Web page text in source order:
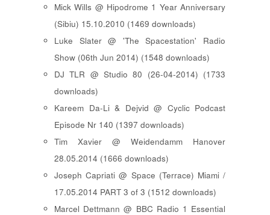
Mick Wills @ Hipodrome 1 Year Anniversary
(Sibiu) 15.10.2010 (1469 downloads)
Luke Slater @ 'The Spacestation' Radio
Show (06th Jun 2014) (1548 downloads)
DJ TLR @ Studio 80 (26-04-2014) (1733
downloads)
Kareem Da-Li & Dejvid @ Cyclic Podcast
Episode Nr 140 (1397 downloads)
Tim Xavier @ Weidendamm Hanover
28.05.2014 (1666 downloads)
Joseph Capriati @ Space (Terrace) Miami /
17.05.2014 PART 3 of 3 (1512 downloads)
Marcel Dettmann @ BBC Radio 1 Essential